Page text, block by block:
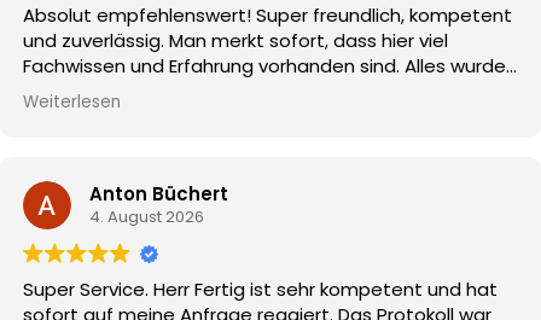
Absolut empfehlenswert! Super freundlich, kompetent
und zuverlässig. Man merkt sofort, dass hier viel
Fachwissen und Erfahrung vorhanden sind. Alles wurde
verständlich erklärt und die Abwicklung verlief schnell
und unkompliziert. Wer einen ehrlichen und
Weiterlesen
Anton Büchert
4. August 2026
Super Service. Herr Fertig ist sehr kompetent und hat
sofort auf meine Anfrage reagiert. Das Protokoll war